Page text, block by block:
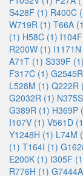
S428F (1) R400C
W719R (1) T66A
(1) H58C (1)
R200W (1)
A71T (1) S339F (1)
F317C (1)
L528M (1) Q222R
G2032R (1)
G389R (1) H369P
I107V (1) V561D
Y1248H (1) L74M
(1) T164I (1)
E200K (1) I305F
R776H (1)